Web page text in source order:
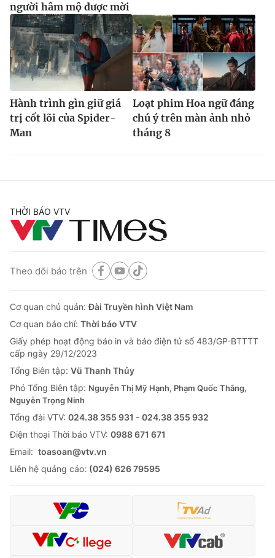
người hâm mộ được mời
Hành trình gìn giữ giá
trị cốt lõi của Spider-
Man
Loạt phim Hoa ngữ đáng
chú ý trên màn ảnh nhỏ
tháng 8
THỜI BÁO VTV
Theo dõi báo trên
Cơ quan chủ quản:Đài Truyền hình Việt Nam
Cơ quan báo chí: Thời báo VTV
Giấy phép hoạt động báo in và báo điện tử số 483/GP-BTTTT
cấp ngày 29/12/2023
Tổng Biên tập: Vũ Thanh Thủy
Phó Tổng Biên tập: Nguyễn Thị Mỹ Hạnh, Phạm Quốc Thắng,
Nguyễn Trọng Ninh
Tổng đài VTV: 024.38 355 931 - 024.38 355 932
Ðiện thoại Thời báo VTV: 0988 671 671
Email: toasoan@vtv.vn
Liên hệ quảng cáo: (024) 626 79595